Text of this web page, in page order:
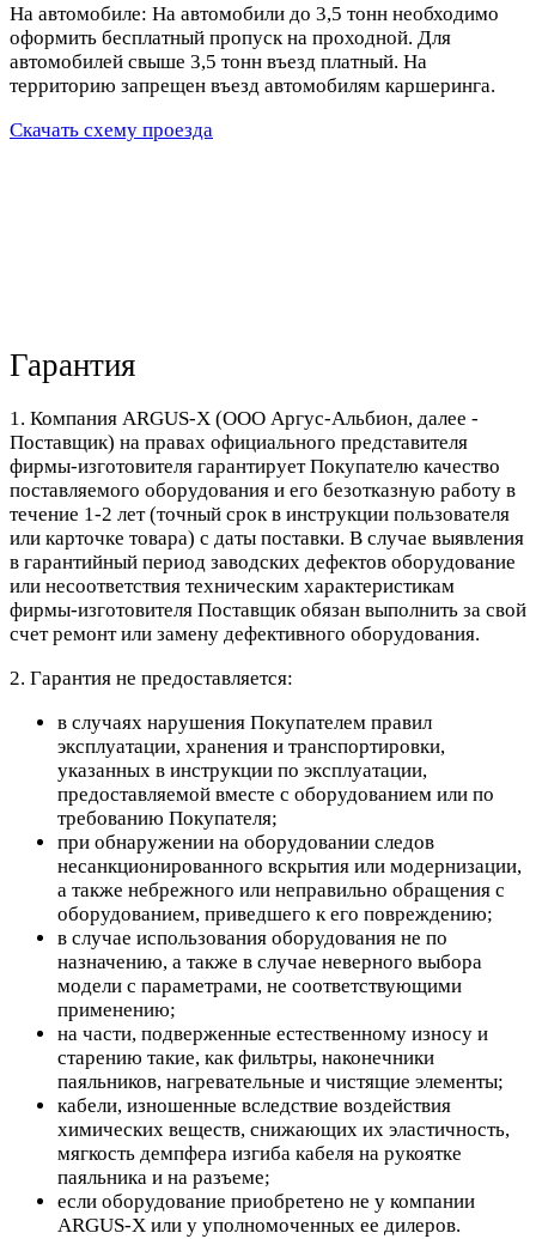
На автомобиле: На автомобили до 3,5 тонн необходимо
оформить бесплатный пропуск на проходной. Для
автомобилей свыше 3,5 тонн въезд платный. На
территорию запрещен въезд автомобилям каршеринга.
Скачать схему проезда
Гарантия
1. Компания ARGUS-X (ООО Аргус-Альбион, далее -
Поставщик) на правах официального представителя
фирмы-изготовителя гарантирует Покупателю качество
поставляемого оборудования и его безотказную работу в
течение 1-2 лет (точный срок в инструкции пользователя
или карточке товара) с даты поставки. В случае выявления
в гарантийный период заводских дефектов оборудование
или несоответствия техническим характеристикам
фирмы-изготовителя Поставщик обязан выполнить за свой
счет ремонт или замену дефективного оборудования.
2. Гарантия не предоставляется:
в случаях нарушения Покупателем правил
эксплуатации, хранения и транспортировки,
указанных в инструкции по эксплуатации,
предоставляемой вместе с оборудованием или по
требованию Покупателя;
при обнаружении на оборудовании следов
несанкционированного вскрытия или модернизации,
а также небрежного или неправильно обращения с
оборудованием, приведшего к его повреждению;
в случае использования оборудования не по
назначению, а также в случае неверного выбора
модели с параметрами, не соответствующими
применению;
на части, подверженные естественному износу и
старению такие, как фильтры, наконечники
паяльников, нагревательные и чистящие элементы;
кабели, изношенные вследствие воздействия
химических веществ, снижающих их эластичность,
мягкость демпфера изгиба кабеля на рукоятке
паяльника и на разъеме;
если оборудование приобретено не у компании
ARGUS-X или у уполномоченных ее дилеров.